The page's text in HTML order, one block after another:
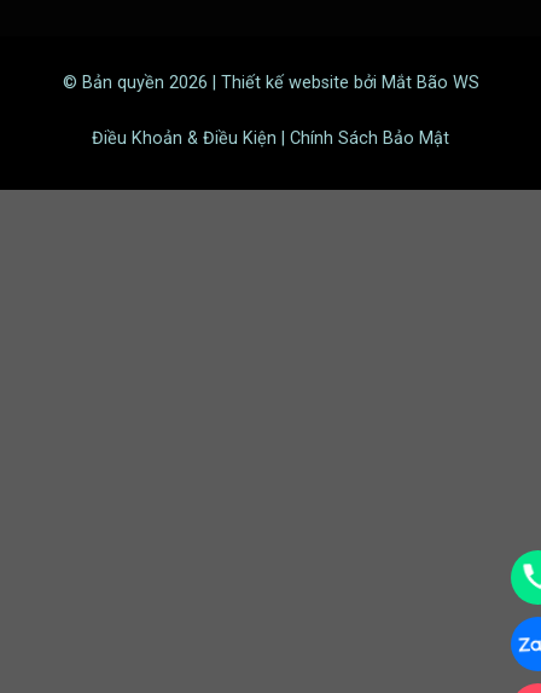
© Bản quyền 2026 | Thiết kế website bởi Mắt Bão WS
Điều Khoản & Điều Kiện | Chính Sách Bảo Mật